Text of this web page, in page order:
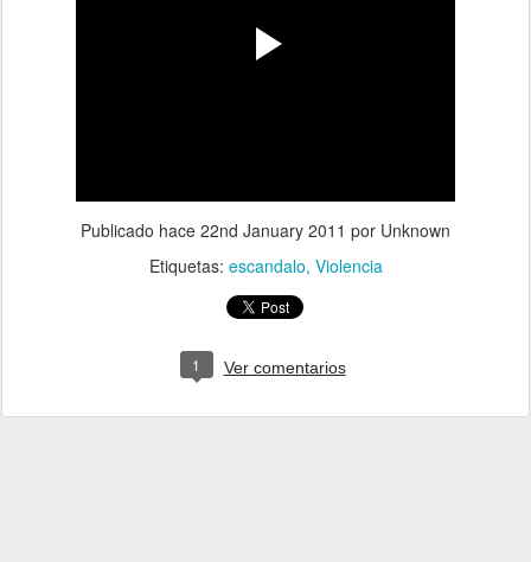
Publicado hace 22nd January 2011 por Unknown
Etiquetas: escandalo Violencia
1 Ver comentarios